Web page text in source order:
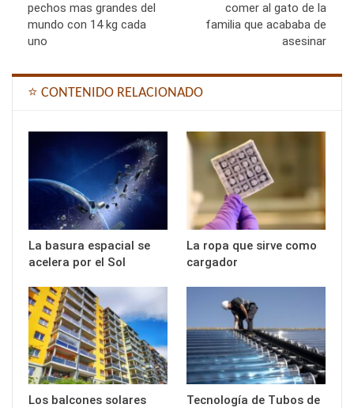
pechos mas grandes del
mundo con 14 kg cada
uno
comer al gato de la
familia que acababa de
asesinar
⭐ CONTENIDO RELACIONADO
La basura espacial se
acelera por el Sol
La ropa que sirve como
cargador
Los balcones solares
Tecnología de Tubos de